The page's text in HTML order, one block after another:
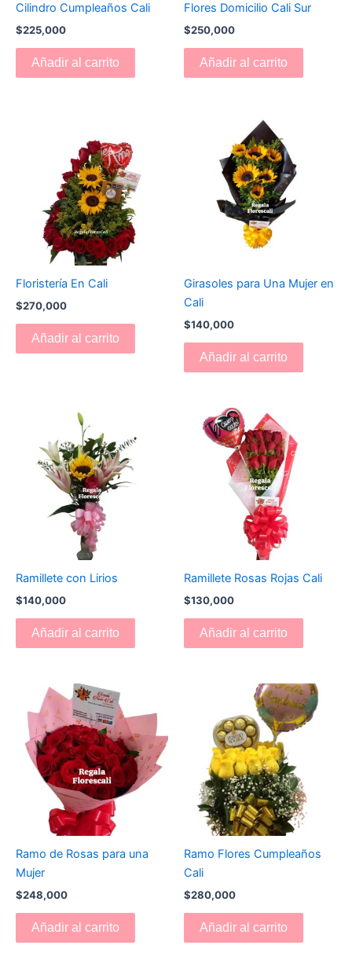
Cilindro Cumpleaños Cali
$225,000
Añadir al carrito
Flores Domicilio Cali Sur
$250,000
Añadir al carrito
Floristería En Cali
$270,000
Añadir al carrito
Girasoles para Una Mujer en
Cali
$140,000
Añadir al carrito
Ramillete con Lirios
$140,000
Añadir al carrito
Ramillete Rosas Rojas Cali
$130,000
Añadir al carrito
Ramo de Rosas para una
Mujer
$248,000
Añadir al carrito
Ramo Flores Cumpleaños
Cali
$280,000
Añadir al carrito